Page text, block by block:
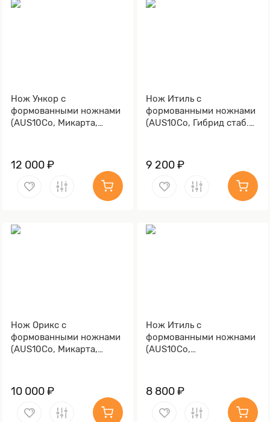
Нож Ункор с
формованными ножнами
(AUS10Co, Микарта,
12 000 ₽
Нож Итиль с
формованными ножнами
(AUS10Co, Гибрид стаб.
9 200 ₽
Нож Орикс с
формованными ножнами
(AUS10Co, Микарта,
10 000 ₽
Нож Итиль с
формованными ножнами
(AUS10Co,
Обработка клинка
Stonewash)
8 800 ₽